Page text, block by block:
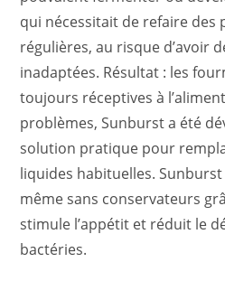
qui nécessitait de refaire des
régulières, au risque d’avoir
inadaptées. Résultat : les
toujours réceptives à
problèmes, Sunburst a été
solution pratique pour
liquides habituelles.
même sans conservateurs
stimule l’appétit et réduit le
bactéries.